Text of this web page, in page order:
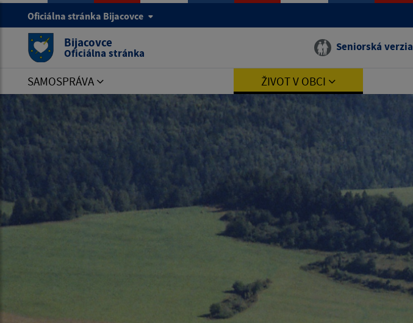
Oficiálna stránka Bijacovce
Bijacovce
Oficiálna stránka Seniorská verzia
SAMOSPRÁVA ŽIVOT V OBCI